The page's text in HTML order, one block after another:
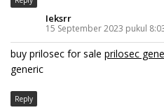
Ieksrr
15 September 2023 pukul
buy prilosec for sale prilosec
generic
Reply